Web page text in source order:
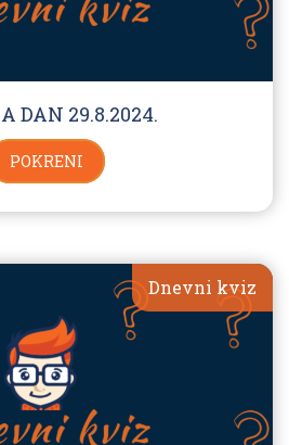
DAN 29.8.2024.
POKRENI
Dnevni kviz